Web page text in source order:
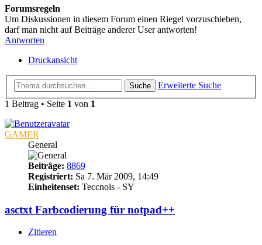
Forumsregeln
Um Diskussionen in diesem Forum einen Riegel vorzuschieben,
darf man nicht auf Beiträge anderer User antworten!
Antworten
Druckansicht
Suche
Erweiterte Suche
1 Beitrag • Seite 1 von 1
GAMER
General
Beiträge: 8869
Registriert: Sa 7. Mär 2009, 14:49
Einheitenset: Teccnols - SY
asctxt Farbcodierung für notpad++
Zitieren